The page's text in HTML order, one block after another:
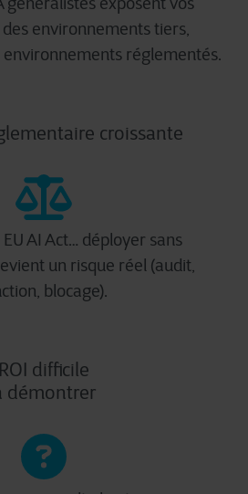
environnements tiers,
réglementés.
croissante
EU AI Act… déployer sans
un risque réel (audit,
blocage).
ROI difficile
démontrer